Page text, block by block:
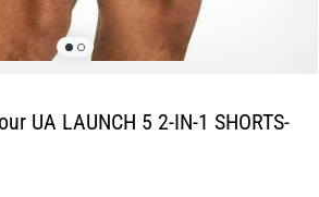
UA LAUNCH 5 2-IN-1 SHORTS-